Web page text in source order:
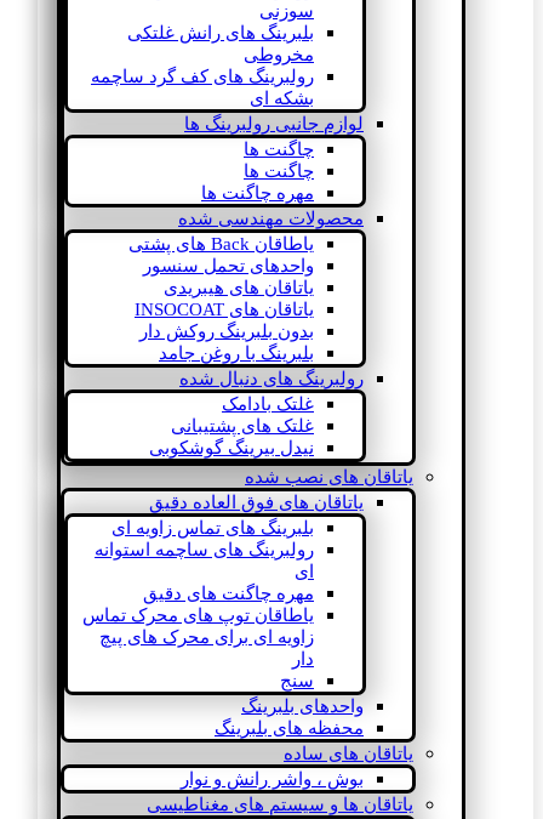
سوزنی
بلبرینگ های رانش غلتکی
مخروطی
رولبرینگ های کف گرد ساچمه
بشکه ای
لوازم جانبی رولبرینگ ها
چاگنت ها
چاگنت ها
مهره چاگنت ها
محصولات مهندسی شده
یاطاقان Back های پشتی
واحدهای تحمل سنسور
یاتاقان های هیبریدی
یاتاقان های INSOCOAT
بدون بلبرینگ روکش دار
بلبرینگ با روغن جامد
رولبرینگ های دنبال شده
غلتک بادامک
غلتک های پشتیبانی
نیدل بیرینگ گوشکوبی
یاتاقان های نصب شده
یاتاقان های فوق العاده دقیق
بلبرینگ های تماس زاویه ای
رولبرینگ های ساچمه استوانه
ای
مهره چاگنت های دقیق
یاطاقان توپ های محرک تماس
زاویه ای برای محرک های پیچ
دار
سنج
واحدهای بلبرینگ
محفظه های بلبرینگ
یاتاقان های ساده
بوش ، واشر رانش و نوار
یاتاقان ها و سیستم های مغناطیسی